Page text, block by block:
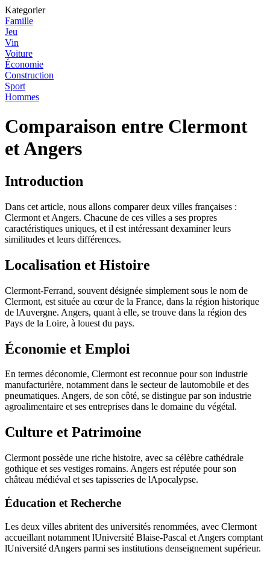
Kategorier
Famille
Jeu
Vin
Voiture
Économie
Construction
Sport
Hommes
Comparaison entre Clermont
et Angers
Introduction
Dans cet article, nous allons comparer deux villes françaises :
Clermont et Angers. Chacune de ces villes a ses propres
caractéristiques uniques, et il est intéressant dexaminer leurs
similitudes et leurs différences.
Localisation et Histoire
Clermont-Ferrand, souvent désignée simplement sous le nom de
Clermont, est située au cœur de la France, dans la région historique
de lAuvergne. Angers, quant à elle, se trouve dans la région des
Pays de la Loire, à louest du pays.
Économie et Emploi
En termes déconomie, Clermont est reconnue pour son industrie
manufacturière, notamment dans le secteur de lautomobile et des
pneumatiques. Angers, de son côté, se distingue par son industrie
agroalimentaire et ses entreprises dans le domaine du végétal.
Culture et Patrimoine
Clermont possède une riche histoire, avec sa célèbre cathédrale
gothique et ses vestiges romains. Angers est réputée pour son
château médiéval et ses tapisseries de lApocalypse.
Éducation et Recherche
Les deux villes abritent des universités renommées, avec Clermont
accueillant notamment lUniversité Blaise-Pascal et Angers comptant
lUniversité dAngers parmi ses institutions denseignement supérieur.